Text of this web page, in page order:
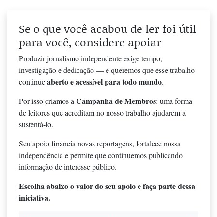
Se o que você acabou de ler foi útil
para você, considere apoiar
Produzir jornalismo independente exige tempo,
investigação e dedicação — e queremos que esse trabalho
continueaberto e acessível para todo mundo.
Por isso criamos aCampanha de Membros: uma forma
de leitores que acreditam no nosso trabalho ajudarem a
sustentá-lo.
Seu apoio financia novas reportagens, fortalece nossa
independência e permite que continuemos publicando
informação de interesse público.
Escolha abaixo o valor do seu apoio e faça parte dessa
iniciativa.